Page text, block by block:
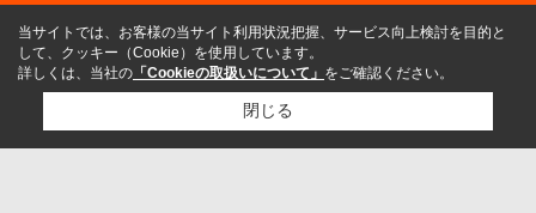
当サイトでは、お客様の当サイト利用状況把握、サービス向上検討を目的と
して、クッキー（Cookie）を使用しています。
詳しくは、当社の 「Cookieの取扱いについて」 をご確認ください。
閉じる